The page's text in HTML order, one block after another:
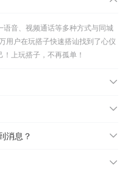
音、视频通话等多种方式与同城
用户在玩搭子快速搭讪找到了心仪
上玩搭子，不再孤单！
消息？